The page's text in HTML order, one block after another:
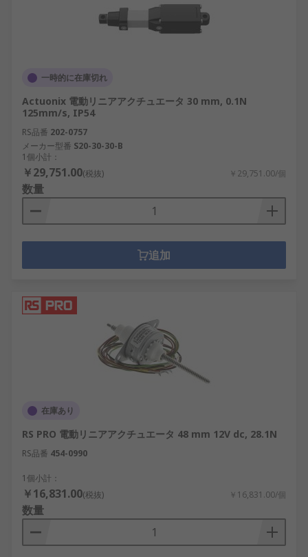
一時的に在庫切れ
Actuonix 電動リニアアクチュエータ 30 mm, 0.1N
125mm/s, IP54
RS品番 202-0757
メーカー型番 S20-30-30-B
1個小計：
￥29,751.00(税抜) ￥29,751.00/個
数量
追加
在庫あり
RS PRO 電動リニアアクチュエータ 48 mm 12V dc, 28.1N
RS品番 454-0990
1個小計：
￥16,831.00(税抜) ￥16,831.00/個
数量